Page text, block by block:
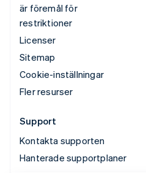
är föremål för
restriktioner
Licenser
Sitemap
Cookie-inställningar
Fler resurser
Support
Kontakta supporten
Hanterade supportplaner